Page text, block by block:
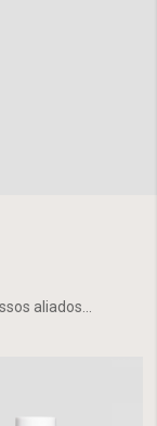
aliados...